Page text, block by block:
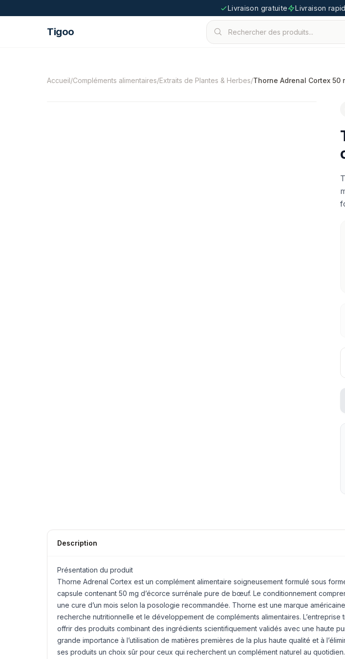
Livraison gratuite Livraison
Tigoo Rechercher des produits...
©2026Nutri Nordic AB.Tous droits réservés. tigoo.com
Accueil/Compléments alimentaires/Extraits de Plantes & Herbes/Thorne Adrenal Cortex 50
Description
Présentation du produit
Thorne Adrenal Cortex est un complément alimentaire soigneusement formulé sous
capsule contenant 50 mg d’écorce surrénale pure de bœuf. Le conditionnement
une cure d’un mois selon la posologie recommandée. Thorne est une marque
recherche nutritionnelle et le développement de compléments alimentaires.
offrir des produits combinant des ingrédients scientifiquement validés avec une haute
grande importance à l’utilisation de matières premières de la plus haute qualité et à
ses produits un choix sûr pour ceux qui recherchent un complément naturel au quotidien.